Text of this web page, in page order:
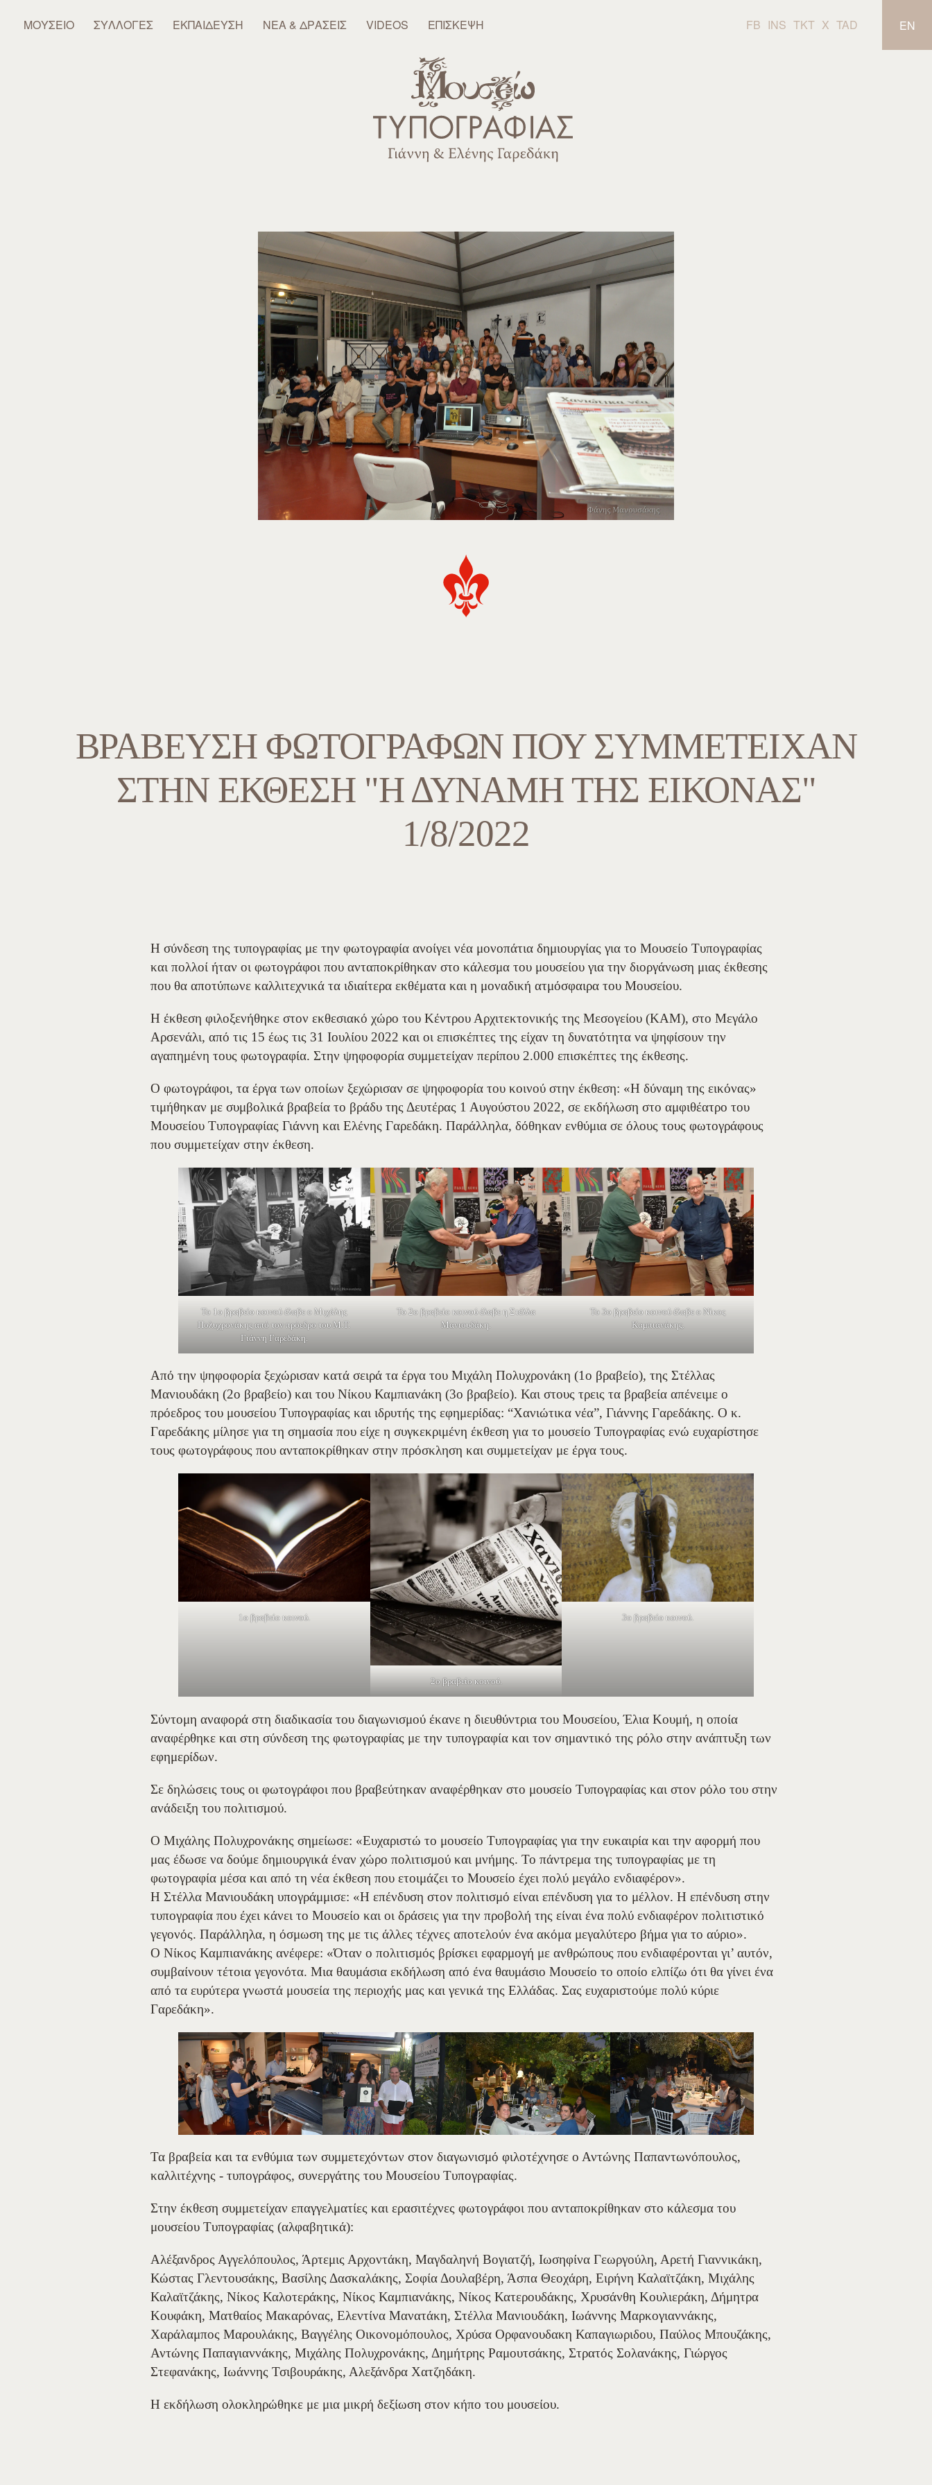
ΜΟΥΣΕΊΟ ΣΥΛΛΟΓΈΣ ΕΚΠΑΊΔΕΥΣΗ ΝΈΑ & ΔΡΆΣΕΙΣ VIDEOS ΕΠΊΣΚΕΨΗ FB INS TKT X TAD EN
ΒΡΆΒΕΥΣΗ ΦΩΤΟΓΡΆΦΩΝ ΠΟΥ ΣΥΜΜΕΤΕΊΧΑΝ
ΣΤΗΝ ΈΚΘΕΣΗ "Η ΔΎΝΑΜΗ ΤΗΣ ΕΙΚΌΝΑΣ"
1/8/2022
Η σύνδεση της τυπογραφίας με την φωτογραφία ανοίγει νέα μονοπάτια δημιουργίας για το Μουσείο Τυπογραφίας
και πολλοί ήταν οι φωτογράφοι που ανταποκρίθηκαν στο κάλεσμα του μουσείου για την διοργάνωση μιας έκθεσης
που θα αποτύπωνε καλλιτεχνικά τα ιδιαίτερα εκθέματα και η μοναδική ατμόσφαιρα του Μουσείου.
Η έκθεση φιλοξενήθηκε στον εκθεσιακό χώρο του Κέντρου Αρχιτεκτονικής της Μεσογείου (ΚΑΜ), στο Μεγάλο
Αρσενάλι, από τις 15 έως τις 31 Ιουλίου 2022 και οι επισκέπτες της είχαν τη δυνατότητα να ψηφίσουν την
αγαπημένη τους φωτογραφία. Στην ψηφοφορία συμμετείχαν περίπου 2.000 επισκέπτες της έκθεσης.
Ο φωτογράφοι, τα έργα των οποίων ξεχώρισαν σε ψηφοφορία του κοινού στην έκθεση: «Η δύναμη της εικόνας»
τιμήθηκαν με συμβολικά βραβεία το βράδυ της Δευτέρας 1 Αυγούστου 2022, σε εκδήλωση στο αμφιθέατρο του
Μουσείου Τυπογραφίας Γιάννη και Ελένης Γαρεδάκη. Παράλληλα, δόθηκαν ενθύμια σε όλους τους φωτογράφους
που συμμετείχαν στην έκθεση.
Το 1ο βραβείο κοινού έλαβε ο Μιχάλης
Πολυχρονάκης από τον πρόεδρο του Μ.Τ.
Γιάννη Γαρεδάκη.
Το 2ο βραβείο κοινού έλαβε η Στέλλα
Μανιουδάκη.
Το 3ο βραβείο κοινού έλαβε ο Νίκος
Καμπιανάκης.
Από την ψηφοφορία ξεχώρισαν κατά σειρά τα έργα του Μιχάλη Πολυχρονάκη (1ο βραβείο), της Στέλλας
Μανιουδάκη (2ο βραβείο) και του Νίκου Καμπιανάκη (3ο βραβείο). Και στους τρεις τα βραβεία απένειμε ο
πρόεδρος του μουσείου Τυπογραφίας και ιδρυτής της εφημερίδας: “Χανιώτικα νέα”, Γιάννης Γαρεδάκης. Ο κ.
Γαρεδάκης μίλησε για τη σημασία που είχε η συγκεκριμένη έκθεση για το μουσείο Τυπογραφίας ενώ ευχαρίστησε
τους φωτογράφους που ανταποκρίθηκαν στην πρόσκληση και συμμετείχαν με έργα τους.
1ο βραβείο κοινού.
2ο βραβείο κοινού.
3ο βραβείο κοινού.
Σύντομη αναφορά στη διαδικασία του διαγωνισμού έκανε η διευθύντρια του Μουσείου, Έλια Κουμή, η οποία
αναφέρθηκε και στη σύνδεση της φωτογραφίας με την τυπογραφία και τον σημαντικό της ρόλο στην ανάπτυξη των
εφημερίδων.
Σε δηλώσεις τους οι φωτογράφοι που βραβεύτηκαν αναφέρθηκαν στο μουσείο Τυπογραφίας και στον ρόλο του στην
ανάδειξη του πολιτισμού.
Ο Μιχάλης Πολυχρονάκης σημείωσε: «Ευχαριστώ το μουσείο Τυπογραφίας για την ευκαιρία και την αφορμή που
μας έδωσε να δούμε δημιουργικά έναν χώρο πολιτισμού και μνήμης. Το πάντρεμα της τυπογραφίας με τη
φωτογραφία μέσα και από τη νέα έκθεση που ετοιμάζει το Μουσείο έχει πολύ μεγάλο ενδιαφέρον».
Η Στέλλα Μανιουδάκη υπογράμμισε: «Η επένδυση στον πολιτισμό είναι επένδυση για το μέλλον. Η επένδυση στην
τυπογραφία που έχει κάνει το Μουσείο και οι δράσεις για την προβολή της είναι ένα πολύ ενδιαφέρον πολιτιστικό
γεγονός. Παράλληλα, η όσμωση της με τις άλλες τέχνες αποτελούν ένα ακόμα μεγαλύτερο βήμα για το αύριο».
Ο Νίκος Καμπιανάκης ανέφερε: «Όταν ο πολιτισμός βρίσκει εφαρμογή με ανθρώπους που ενδιαφέρονται γι’ αυτόν,
συμβαίνουν τέτοια γεγονότα. Μια θαυμάσια εκδήλωση από ένα θαυμάσιο Μουσείο το οποίο ελπίζω ότι θα γίνει ένα
από τα ευρύτερα γνωστά μουσεία της περιοχής μας και γενικά της Ελλάδας. Σας ευχαριστούμε πολύ κύριε
Γαρεδάκη».
Τα βραβεία και τα ενθύμια των συμμετεχόντων στον διαγωνισμό φιλοτέχνησε ο Αντώνης Παπαντωνόπουλος,
καλλιτέχνης - τυπογράφος, συνεργάτης του Μουσείου Τυπογραφίας.
Στην έκθεση συμμετείχαν επαγγελματίες και ερασιτέχνες φωτογράφοι που ανταποκρίθηκαν στο κάλεσμα του
μουσείου Τυπογραφίας (αλφαβητικά):
Αλέξανδρος Αγγελόπουλος, Άρτεμις Αρχοντάκη, Μαγδαληνή Βογιατζή, Ιωσηφίνα Γεωργούλη, Αρετή Γιαννικάκη,
Κώστας Γλεντουσάκης, Βασίλης Δασκαλάκης, Σοφία Δουλαβέρη, Άσπα Θεοχάρη, Ειρήνη Καλαϊτζάκη, Μιχάλης
Καλαϊτζάκης, Νίκος Καλοτεράκης, Νίκος Καμπιανάκης, Νίκος Κατερουδάκης, Χρυσάνθη Κουλιεράκη, Δήμητρα
Κουφάκη, Ματθαίος Μακαρόνας, Ελεντίνα Μανατάκη, Στέλλα Μανιουδάκη, Ιωάννης Μαρκογιαννάκης,
Χαράλαμπος Μαρουλάκης, Βαγγέλης Οικονομόπουλος, Χρύσα Ορφανουδακη Καπαγιωριδου, Παύλος Μπουζάκης,
Αντώνης Παπαγιαννάκης, Μιχάλης Πολυχρονάκης, Δημήτρης Ραμουτσάκης, Στρατός Σολανάκης, Γιώργος
Στεφανάκης, Ιωάννης Τσιβουράκης, Αλεξάνδρα Χατζηδάκη.
Η εκδήλωση ολοκληρώθηκε με μια μικρή δεξίωση στον κήπο του μουσείου.